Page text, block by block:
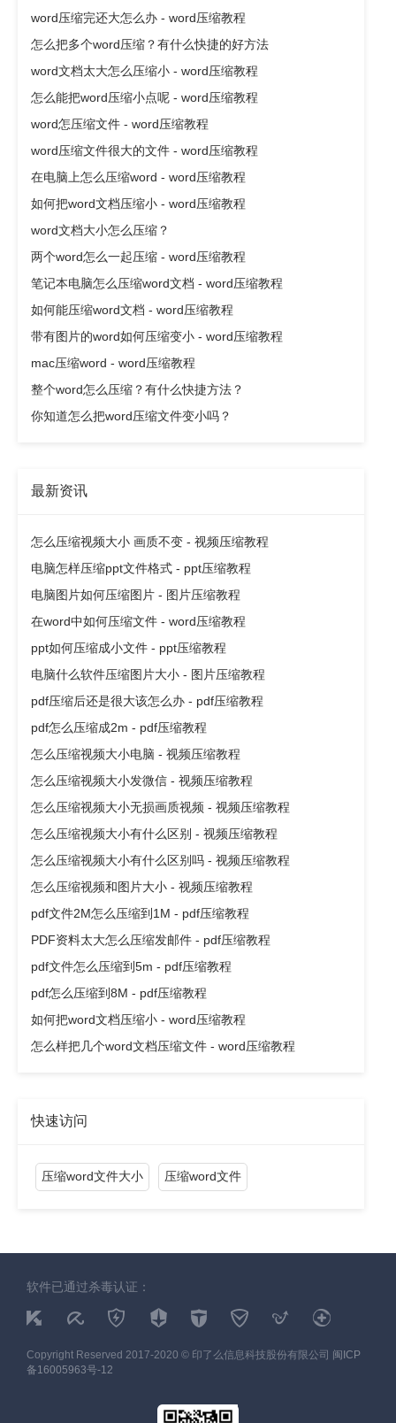
word压缩完还大怎么办 - word压缩教程
怎么把多个word压缩？有什么快捷的好方法
word文档太大怎么压缩小 - word压缩教程
怎么能把word压缩小点呢 - word压缩教程
word怎压缩文件 - word压缩教程
word压缩文件很大的文件 - word压缩教程
在电脑上怎么压缩word - word压缩教程
如何把word文档压缩小 - word压缩教程
word文档大小怎么压缩？
两个word怎么一起压缩 - word压缩教程
笔记本电脑怎么压缩word文档 - word压缩教程
如何能压缩word文档 - word压缩教程
带有图片的word如何压缩变小 - word压缩教程
mac压缩word - word压缩教程
整个word怎么压缩？有什么快捷方法？
你知道怎么把word压缩文件变小吗？
最新资讯
怎么压缩视频大小 画质不变 - 视频压缩教程
电脑怎样压缩ppt文件格式 - ppt压缩教程
电脑图片如何压缩图片 - 图片压缩教程
在word中如何压缩文件 - word压缩教程
ppt如何压缩成小文件 - ppt压缩教程
电脑什么软件压缩图片大小 - 图片压缩教程
pdf压缩后还是很大该怎么办 - pdf压缩教程
pdf怎么压缩成2m - pdf压缩教程
怎么压缩视频大小电脑 - 视频压缩教程
怎么压缩视频大小发微信 - 视频压缩教程
怎么压缩视频大小无损画质视频 - 视频压缩教程
怎么压缩视频大小有什么区别 - 视频压缩教程
怎么压缩视频大小有什么区别吗 - 视频压缩教程
怎么压缩视频和图片大小 - 视频压缩教程
pdf文件2M怎么压缩到1M - pdf压缩教程
PDF资料太大怎么压缩发邮件 - pdf压缩教程
pdf文件怎么压缩到5m - pdf压缩教程
pdf怎么压缩到8M - pdf压缩教程
如何把word文档压缩小 - word压缩教程
怎么样把几个word文档压缩文件 - word压缩教程
快速访问
压缩word文件大小 压缩word文件
软件已通过杀毒认证：
Copyright Reserved 2017-2020 © 印了么信息科技股份有限公司 闽ICP
备16005963号-12